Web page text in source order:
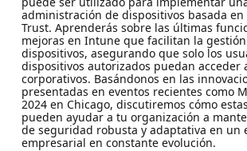
administración de dispositivos basada en
Trust. Aprenderás sobre las últimas
mejoras en Intune que facilitan la
dispositivos, asegurando que solo los
dispositivos autorizados puedan acceder
corporativos. Basándonos en las
presentadas en eventos recientes como
2024 en Chicago, discutiremos cómo
pueden ayudar a tu organización a
de seguridad robusta y adaptativa en un
empresarial en constante evolución.